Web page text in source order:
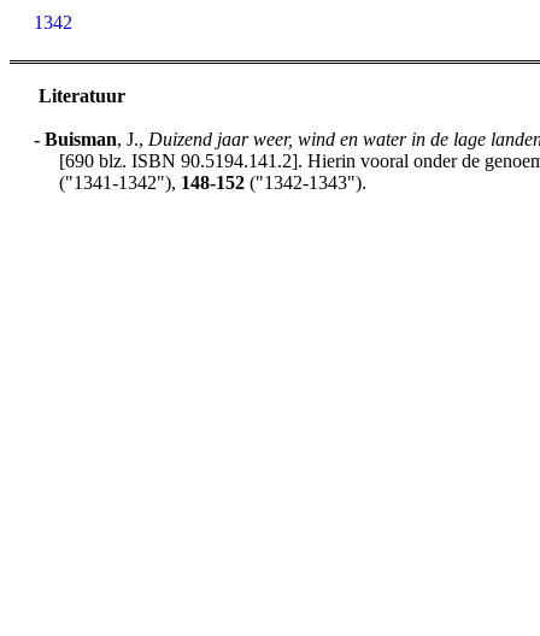
1342
Literatuur
- Buisman, J., Duizend jaar weer, wind en water in de lage
[690 blz. ISBN 90.5194.141.2]. Hierin vooral onder de
("1341-1342"), 148-152 ("1342-1343").